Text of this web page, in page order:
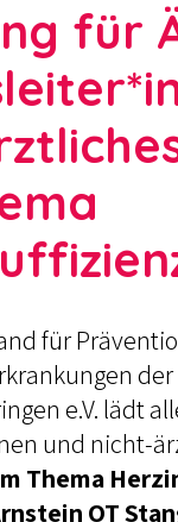
für
für
e.V. lädt
und nicht-
Thema
OT